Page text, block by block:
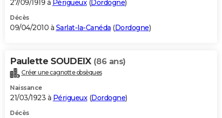
27/09/1919 à Périgueux(Dordogne)
Décès
09/04/2010 à Sarlat-la-Canéda (Dordogne)
Paulette SOUDEIX (86 ans)
Créer une cagnotte obsèques
Naissance
21/03/1923 à Périgueux(Dordogne)
Décès